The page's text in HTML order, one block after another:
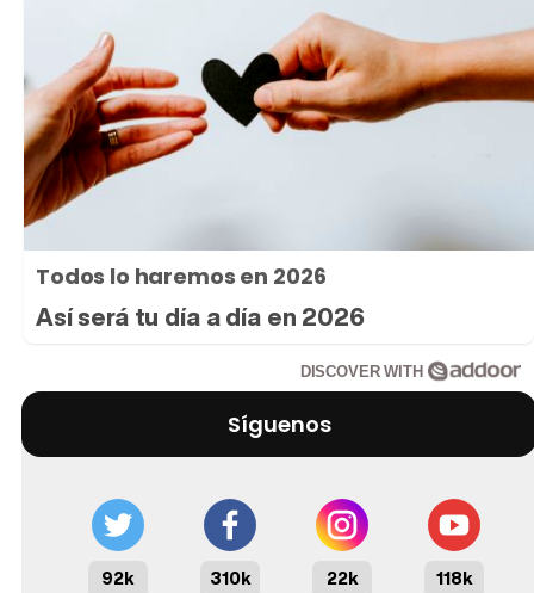
Todos lo haremos en 2026
Así será tu día a día en 2026
DISCOVER WITH
Síguenos
92k 310k 22k 118k